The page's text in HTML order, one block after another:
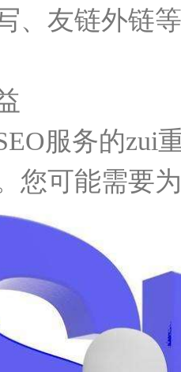
、友链外链
服务的zui
您可能需要